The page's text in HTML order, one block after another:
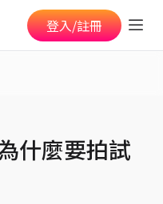
登入/註冊
什麼要拍試